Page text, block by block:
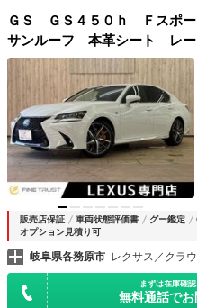
ＧＳ ＧＳ４５０ｈ Ｆスポ
サンルーフ 本革シート レ
突軽減ブレーキ バックカメ
シート シートヒーター シ
ド 禁煙車
販売店保証 車両状態評価書 グー鑑定
オプション見積り可
岐阜県各務原市 レクサス／クラ
まずは在庫確
無料通話で